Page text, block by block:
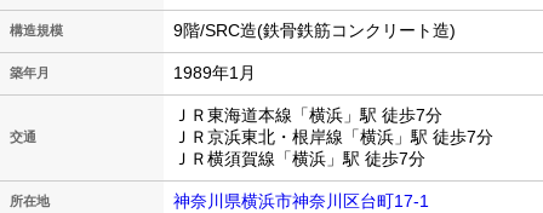
構造規模 9階/SRC造(鉄骨鉄筋コンクリート造)
築年月 1989年1月
交通
ＪＲ東海道本線「横浜」駅 徒歩7分
ＪＲ京浜東北・根岸線「横浜」駅 徒歩7分
ＪＲ横須賀線「横浜」駅 徒歩7分
所在地 神奈川県横浜市神奈川区台町17-1